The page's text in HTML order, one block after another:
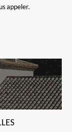
appeler.